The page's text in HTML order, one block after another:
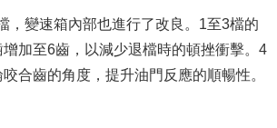
，變速箱內部也進行了改良。1至3檔的
加至6齒，以減少退檔時的頓挫衝擊。4
合齒的角度，提升油門反應的順暢性。